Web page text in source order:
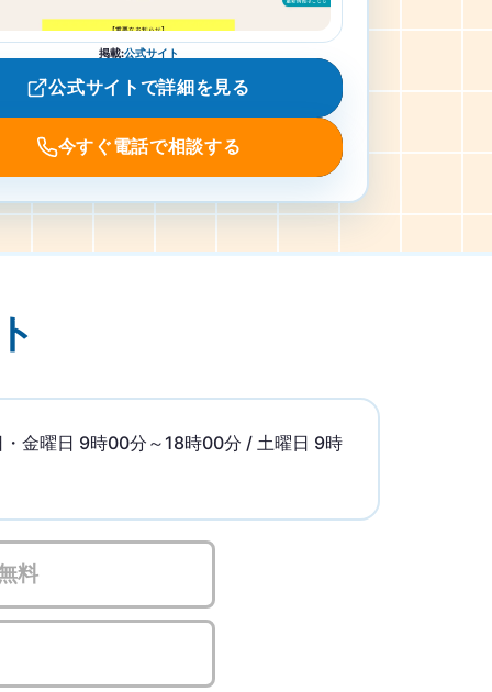
掲載:公式サイト
公式サイトで詳細を見る
今すぐ電話で相談する
金曜日 9時00分～18時00分 / 土曜日 9時
料